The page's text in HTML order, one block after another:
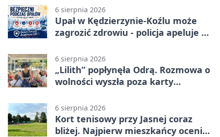
6 sierpnia 2026
Upał w Kędzierzynie-Koźlu może
zagrozić zdrowiu - policja apeluje o
6 sierpnia 2026
„Lilith” popłynęła Odrą. Rozmowa o
wolności wyszła poza karty
6 sierpnia 2026
Kort tenisowy przy Jasnej coraz
bliżej. Najpierw mieszkańcy ocenią